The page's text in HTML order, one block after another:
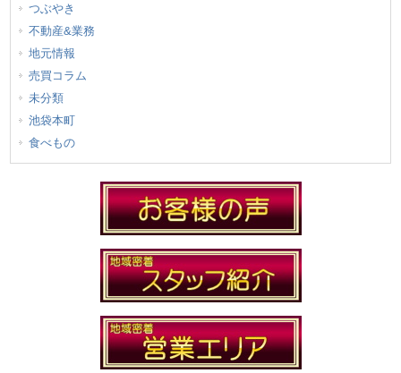
つぶやき
不動産&業務
地元情報
売買コラム
未分類
池袋本町
食べもの